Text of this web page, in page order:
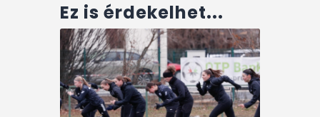
Ez is érdekelhet...